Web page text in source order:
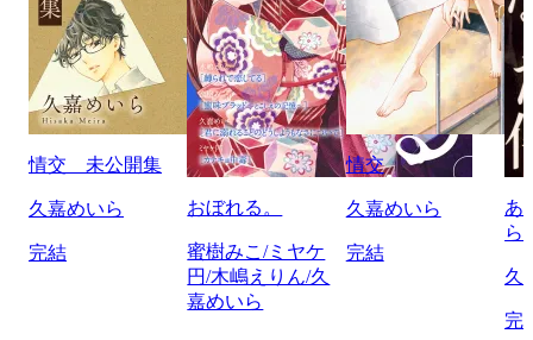
情交 未公開集
久嘉めいら
完結
おぼれる。
蜜樹みこ/ミヤケ
円/木嶋えりん/久
嘉めいら
情交
久嘉めいら
完結
あ
ら
久
完